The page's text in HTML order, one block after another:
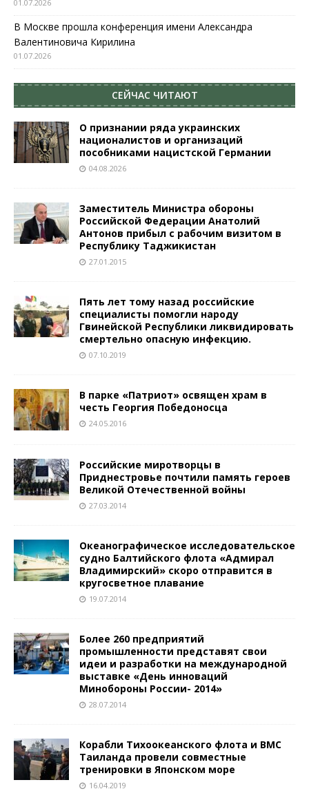
01.07.2026
В Москве прошла конференция имени Александра
Валентиновича Кирилина
01.07.2026
СЕЙЧАС ЧИТАЮТ
О признании ряда украинских
националистов и организаций
пособниками нацистской Германии
04.08.2026
Заместитель Министра обороны
Российской Федерации Анатолий
Антонов прибыл с рабочим визитом в
Республику Таджикистан
27.01.2015
Пять лет тому назад российские
специалисты помогли народу
Гвинейской Республики ликвидировать
смертельно опасную инфекцию.
07.10.2019
В парке «Патриот» освящен храм в
честь Георгия Победоносца
24.05.2016
Российские миротворцы в
Приднестровье почтили память героев
Великой Отечественной войны
27.03.2014
Океанографическое исследовательское
судно Балтийского флота «Адмирал
Владимирский» скоро отправится в
кругосветное плавание
19.07.2014
Более 260 предприятий
промышленности представят свои
идеи и разработки на международной
выставке «День инноваций
Минобороны России- 2014»
28.07.2014
Корабли Тихоокеанского флота и ВМС
Таиланда провели совместные
тренировки в Японском море
16.04.2019